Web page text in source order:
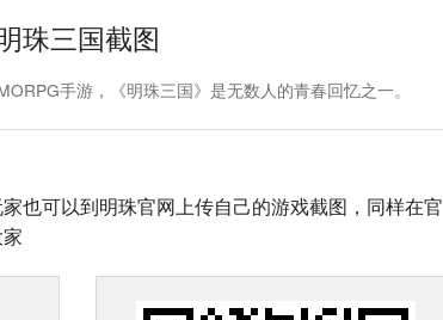
珠三国截图
手游，《明珠三国》是无数人的青春回忆之一。
也可以到明珠官网上传自己的游戏截图，同样在官